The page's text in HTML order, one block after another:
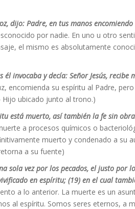
dijo: Padre, en tus manos
por nadie. En uno u otro
el mismo es absolutamente
él invocaba y decía: Señor Jesús, recibe
encomienda su espíritu al Padre,
Hijo ubicado junto al trono.)
está muerto, así también la fe sin
a procesos químicos o
muerto y condenado a su
a su fuente)
sola vez por los pecados, el justo por
en espíritu; (19) en el cual
a lo anterior. La muerte es un
al espíritu. Somos seres eternos, a